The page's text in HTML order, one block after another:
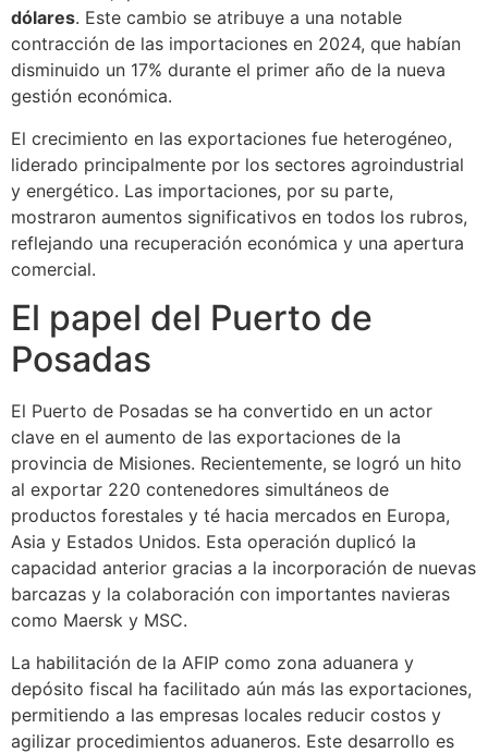
dólares. Este cambio se atribuye a una notable
contracción de las importaciones en 2024, que habían
disminuido un 17% durante el primer año de la nueva
gestión económica.
El crecimiento en las exportaciones fue heterogéneo,
liderado principalmente por los sectores agroindustrial
y energético. Las importaciones, por su parte,
mostraron aumentos significativos en todos los rubros,
reflejando una recuperación económica y una apertura
comercial.
El papel del Puerto de
Posadas
El Puerto de Posadas se ha convertido en un actor
clave en el aumento de las exportaciones de la
provincia de Misiones. Recientemente, se logró un hito
al exportar 220 contenedores simultáneos de
productos forestales y té hacia mercados en Europa,
Asia y Estados Unidos. Esta operación duplicó la
capacidad anterior gracias a la incorporación de nuevas
barcazas y la colaboración con importantes navieras
como Maersk y MSC.
La habilitación de la AFIP como zona aduanera y
depósito fiscal ha facilitado aún más las exportaciones,
permitiendo a las empresas locales reducir costos y
agilizar procedimientos aduaneros. Este desarrollo es